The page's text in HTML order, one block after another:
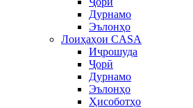
Дурнамо
Эълонҳо
Лоиҳаҳои CASA
Иҷрошуда
Ҷорӣ
Дурнамо
Эълонҳо
Ҳисоботҳо